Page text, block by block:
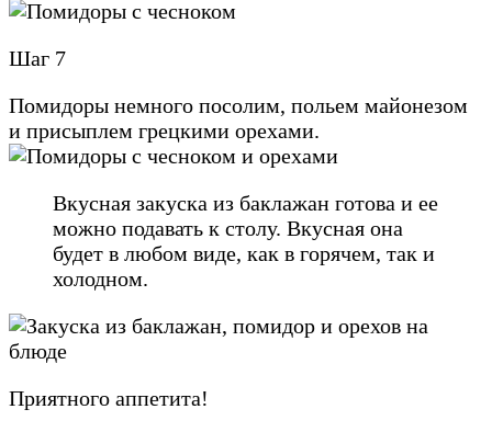
Шаг 7
Помидоры немного посолим, польем майонезом
и присыплем грецкими орехами.
Вкусная закуска из баклажан готова и ее
можно подавать к столу. Вкусная она
будет в любом виде, как в горячем, так и
холодном.
Приятного аппетита!